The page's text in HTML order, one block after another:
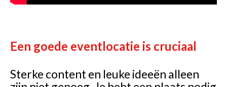
Een goede eventlocatie is cruciaal
Sterke content en leuke ideeën alleen